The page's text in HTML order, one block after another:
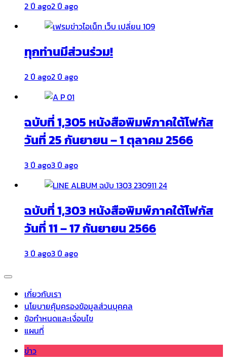
2 ปี ago2 ปี ago
ทุกท่านมีส่วนร่วม!
2 ปี ago2 ปี ago
ฉบับที่ 1,305 หนังสือพิมพ์ภาคใต้โฟกัส
วันที่ 25 กันยายน – 1 ตุลาคม 2566
3 ปี ago3 ปี ago
ฉบับที่ 1,303 หนังสือพิมพ์ภาคใต้โฟกัส
วันที่ 11 – 17 กันยายน 2566
3 ปี ago3 ปี ago
เกี่ยวกับเรา
นโยบายคุ้มครองข้อมูลส่วนบุคคล
ข้อกำหนดและเงื่อนไข
แผนที่
ข่าว